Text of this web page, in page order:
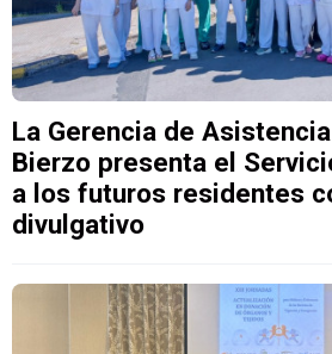
La Gerencia de
Bierzo presenta el
a los futuros residentes
divulgativo